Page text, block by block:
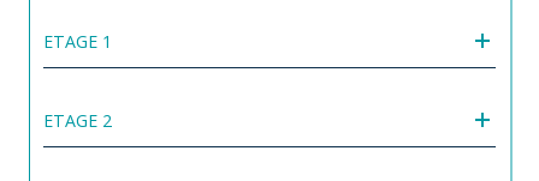
ETAGE 1
ETAGE 2